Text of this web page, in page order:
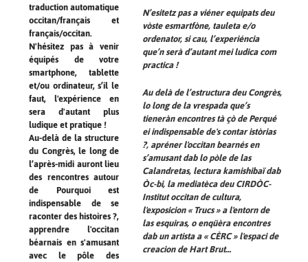
traduction automatique
occitan/français et
français/occitan.
N'hésitez pas à venir
équipés de votre
smartphone, tablette
et/ou ordinateur, s’il le
faut, l'expérience en
sera d'autant plus
ludique et pratique !
Au-delà de la structure
du Congrès, le long de
l’après-midi auront lieu
des rencontres autour
de Pourquoi est
indispensable de se
raconter des histoires ?,
apprendre l'occitan
béarnais en s'amusant
avec le pôle des
N’esitetz pas a viéner equipats deu
vòste esmartfòne, tauleta e/o
ordenator, si cau, l’experiéncia
que’n serà d’autant mei ludica com
practica !
Au delà de l’estructura deu Congrès,
lo long de la vrespada que’s
tieneràn encontres tà çò de Perqué
ei indispensable de's contar istòrias
?, apréner l'occitan bearnés en
s’amusant dab lo pòle de las
Calandretas, lectura kamishibaï dab
Òc-bi, la mediatèca deu CIRDÒC-
Institut occitan de cultura,
l'exposicion « Trucs » a l'entorn de
las esquiras, o enqüèra encontres
dab un artista a « CÈRC » l'espaci de
creacion de Hart Brut…